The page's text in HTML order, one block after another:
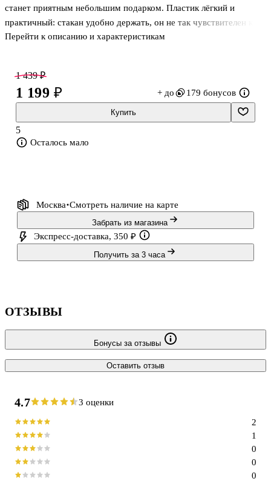
станет приятным небольшим подарком. Пластик лёгкий и
практичный: стакан удобно держать, он не так чувствителен к
случайным падениям, как стекло. Объём 450 мл оптимален для
Обратите внимание: товар продаётся в ассортименте, выбор
конкретного варианта недоступен.
Перейти к описанию и характеристикам
1 439 ₽
1 199 ₽ + до 179 бонусов
Купить
5
Осталось мало
Москва Смотреть наличие на карте
Забрать из магазина
Экспресс-доставка, 350 ₽
Получить за 3 часа
ОТЗЫВЫ
Бонусы за отзывы
Оставить отзыв
4.7 3 оценки
0
0
0
1
2